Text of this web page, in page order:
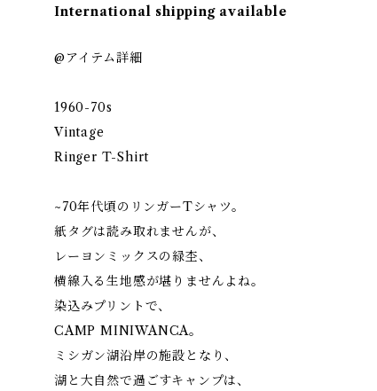
International shipping available
@アイテム詳細
1960-70s
Vintage
Ringer T-Shirt
~70年代頃のリンガーTシャツ。
紙タグは読み取れませんが、
レーヨンミックスの緑杢、
横線入る生地感が堪りませんよね。
染込みプリントで、
CAMP MINIWANCA。
ミシガン湖沿岸の施設となり、
湖と大自然で過ごすキャンプは、